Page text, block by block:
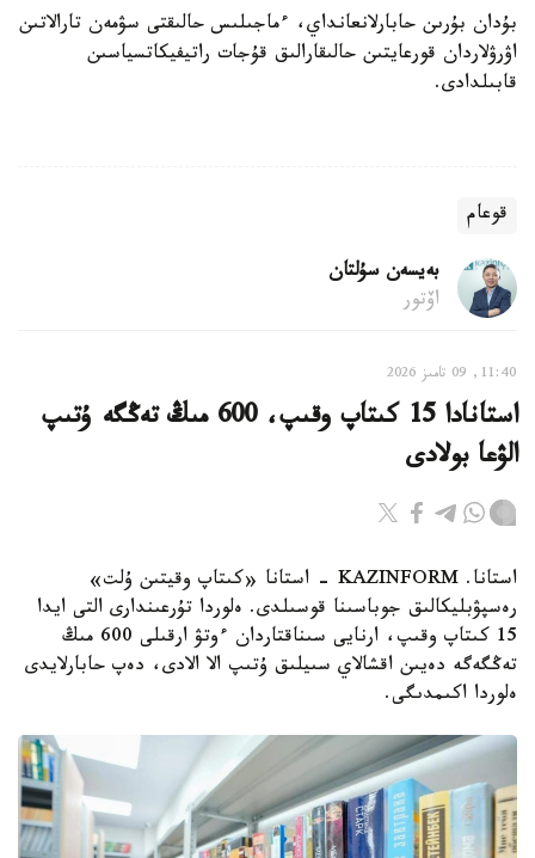
بۇدان بۇرىن حابارلانعانداي، ءماجىلىس حالىقتى سۋمەن تارالاتىن
اۋرۋلاردان قورعايتىن حالىقارالىق قۇجات راتيفيكاتسياسىن
قابىلدادى.
قوعام
بەيسەن سۇلتان
اۆتور
11:40, 09 تامىز 2026
استانادا 15 كىتاپ وقىپ، 600 مىڭ تەڭگە ۇتىپ
الۋعا بولادى
استانا. KAZINFORM - استانا «كىتاپ وقيتىن ۇلت»
رەسپۋبليكالىق جوباسىنا قوسىلدى. ەلوردا تۇرعىندارى التى ايدا
15 كىتاپ وقىپ، ارنايى سىناقتاردان ءوتۋ ارقىلى 600 مىڭ
تەڭگەگە دەيىن اقشالاي سىيلىق ۇتىپ الا الادى، دەپ حابارلايدى
ەلوردا اكىمدىگى.